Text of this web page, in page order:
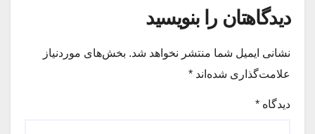
دیدگاهتان را بنویسید
نشانی ایمیل شما منتشر نخواهد شد. بخش‌های موردنیاز
علامت‌گذاری شده‌اند *
دیدگاه *